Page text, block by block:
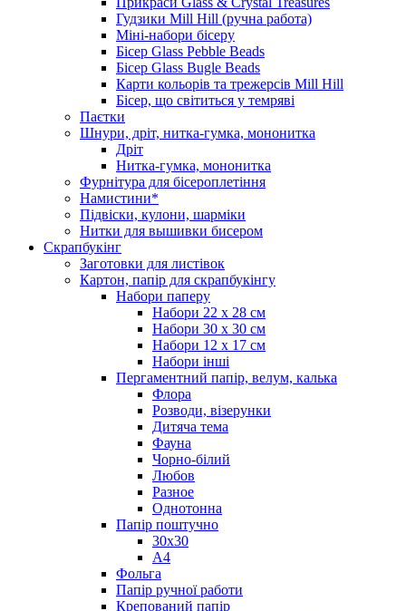
Гудзики Mill Hill (ручна работа)
Міні-набори бісеру
Бісер Glass Pebble Beads
Бісер Glass Bugle Beads
Карти кольорів та трежерсів Mill Hill
Бісер, що світиться у темряві
Паєтки
Шнури, дріт, нитка-гумка, мононитка
Дріт
Нитка-гумка, мононитка
Фурнітура для бісероплетіння
Намистини*
Підвіски, кулони, шарміки
Нитки для вышивки бисером
Скрапбукінг
Заготовки для листівок
Картон, папір для скрапбукінгу
Набори паперу
Набори 22 х 28 см
Набори 30 х 30 см
Набори 12 х 17 см
Набори інші
Пергаментний папір, велум, калька
Флора
Розводи, візерунки
Дитяча тема
Фауна
Чорно-білий
Любов
Разное
Однотонна
Папір поштучно
30х30
А4
Фольга
Папір ручної работи
Крепований папір